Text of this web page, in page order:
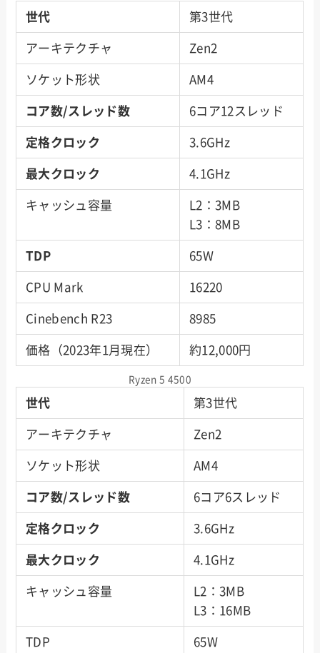
世代 第3世代
アーキテクチャ Zen2
ソケット形状 AM4
コア数/スレッド数 6コア12スレッド
定格クロック 3.6GHz
最大クロック 4.1GHz
キャッシュ容量
L2：3MB
L3：8MB
TDP 65W
CPU Mark 16220
Cinebench R23 8985
価格（2023年1月現在） 約12,000円
Ryzen 5 4500
世代 第3世代
アーキテクチャ Zen2
ソケット形状 AM4
コア数/スレッド数 6コア6スレッド
定格クロック 3.6GHz
最大クロック 4.1GHz
キャッシュ容量
L2：3MB
L3：16MB
TDP 65W